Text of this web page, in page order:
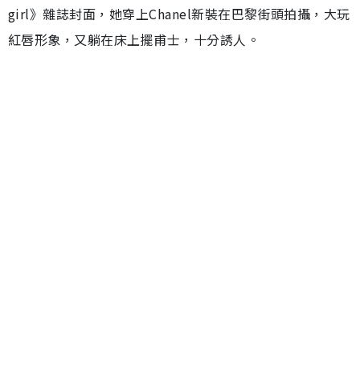
girl》雜誌封面，她穿上Chanel新裝在巴黎街頭拍攝，大玩
紅唇形象，又躺在床上擺甫士，十分誘人。